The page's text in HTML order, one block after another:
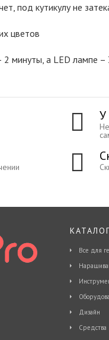
под кутикулу не
цветов
минуты, а LED лампе –
У
КАТАЛОГ
Все для
Дизайн
Средства